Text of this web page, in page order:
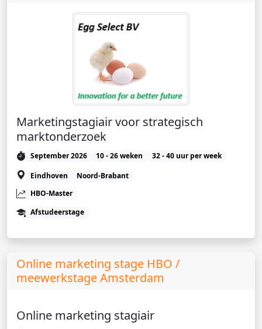
Marketingstagiair voor strategisch
marktonderzoek
September 2026 10 - 26 weken
32 - 40 uur per week
Eindhoven
Noord-Brabant
HBO-Master
Afstudeerstage
Online marketing stage HBO /
meewerkstage Amsterdam
Online marketing stagiair